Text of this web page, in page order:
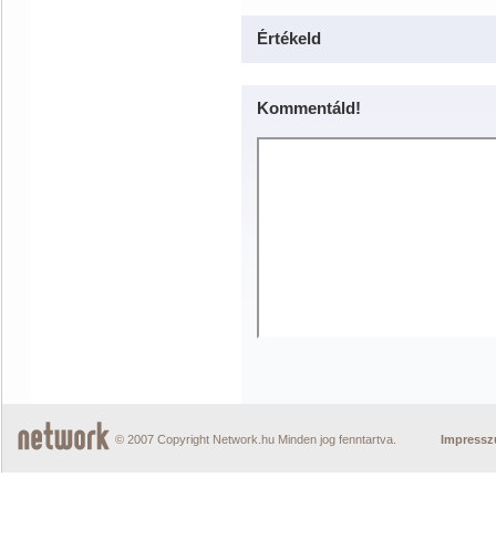
Értékeld
Kommentáld!
© 2007 Copyright Network.hu Minden jog fenntartva.